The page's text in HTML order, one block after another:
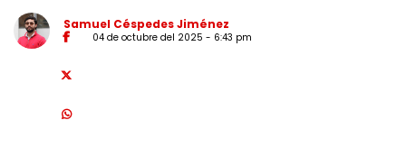
Samuel Céspedes Jiménez
04 de octubre del 2025 - 6:43 pm